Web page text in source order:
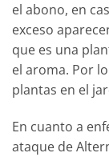
el abono, en
exceso
que es una
el aroma. Por
plantas en el
En cuanto a
ataque de